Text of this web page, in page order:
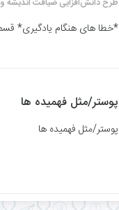
*خطا های هنگام یادگیری*
پوستر/مثل فهمیده ها
پوستر/مثل فهمیده ها